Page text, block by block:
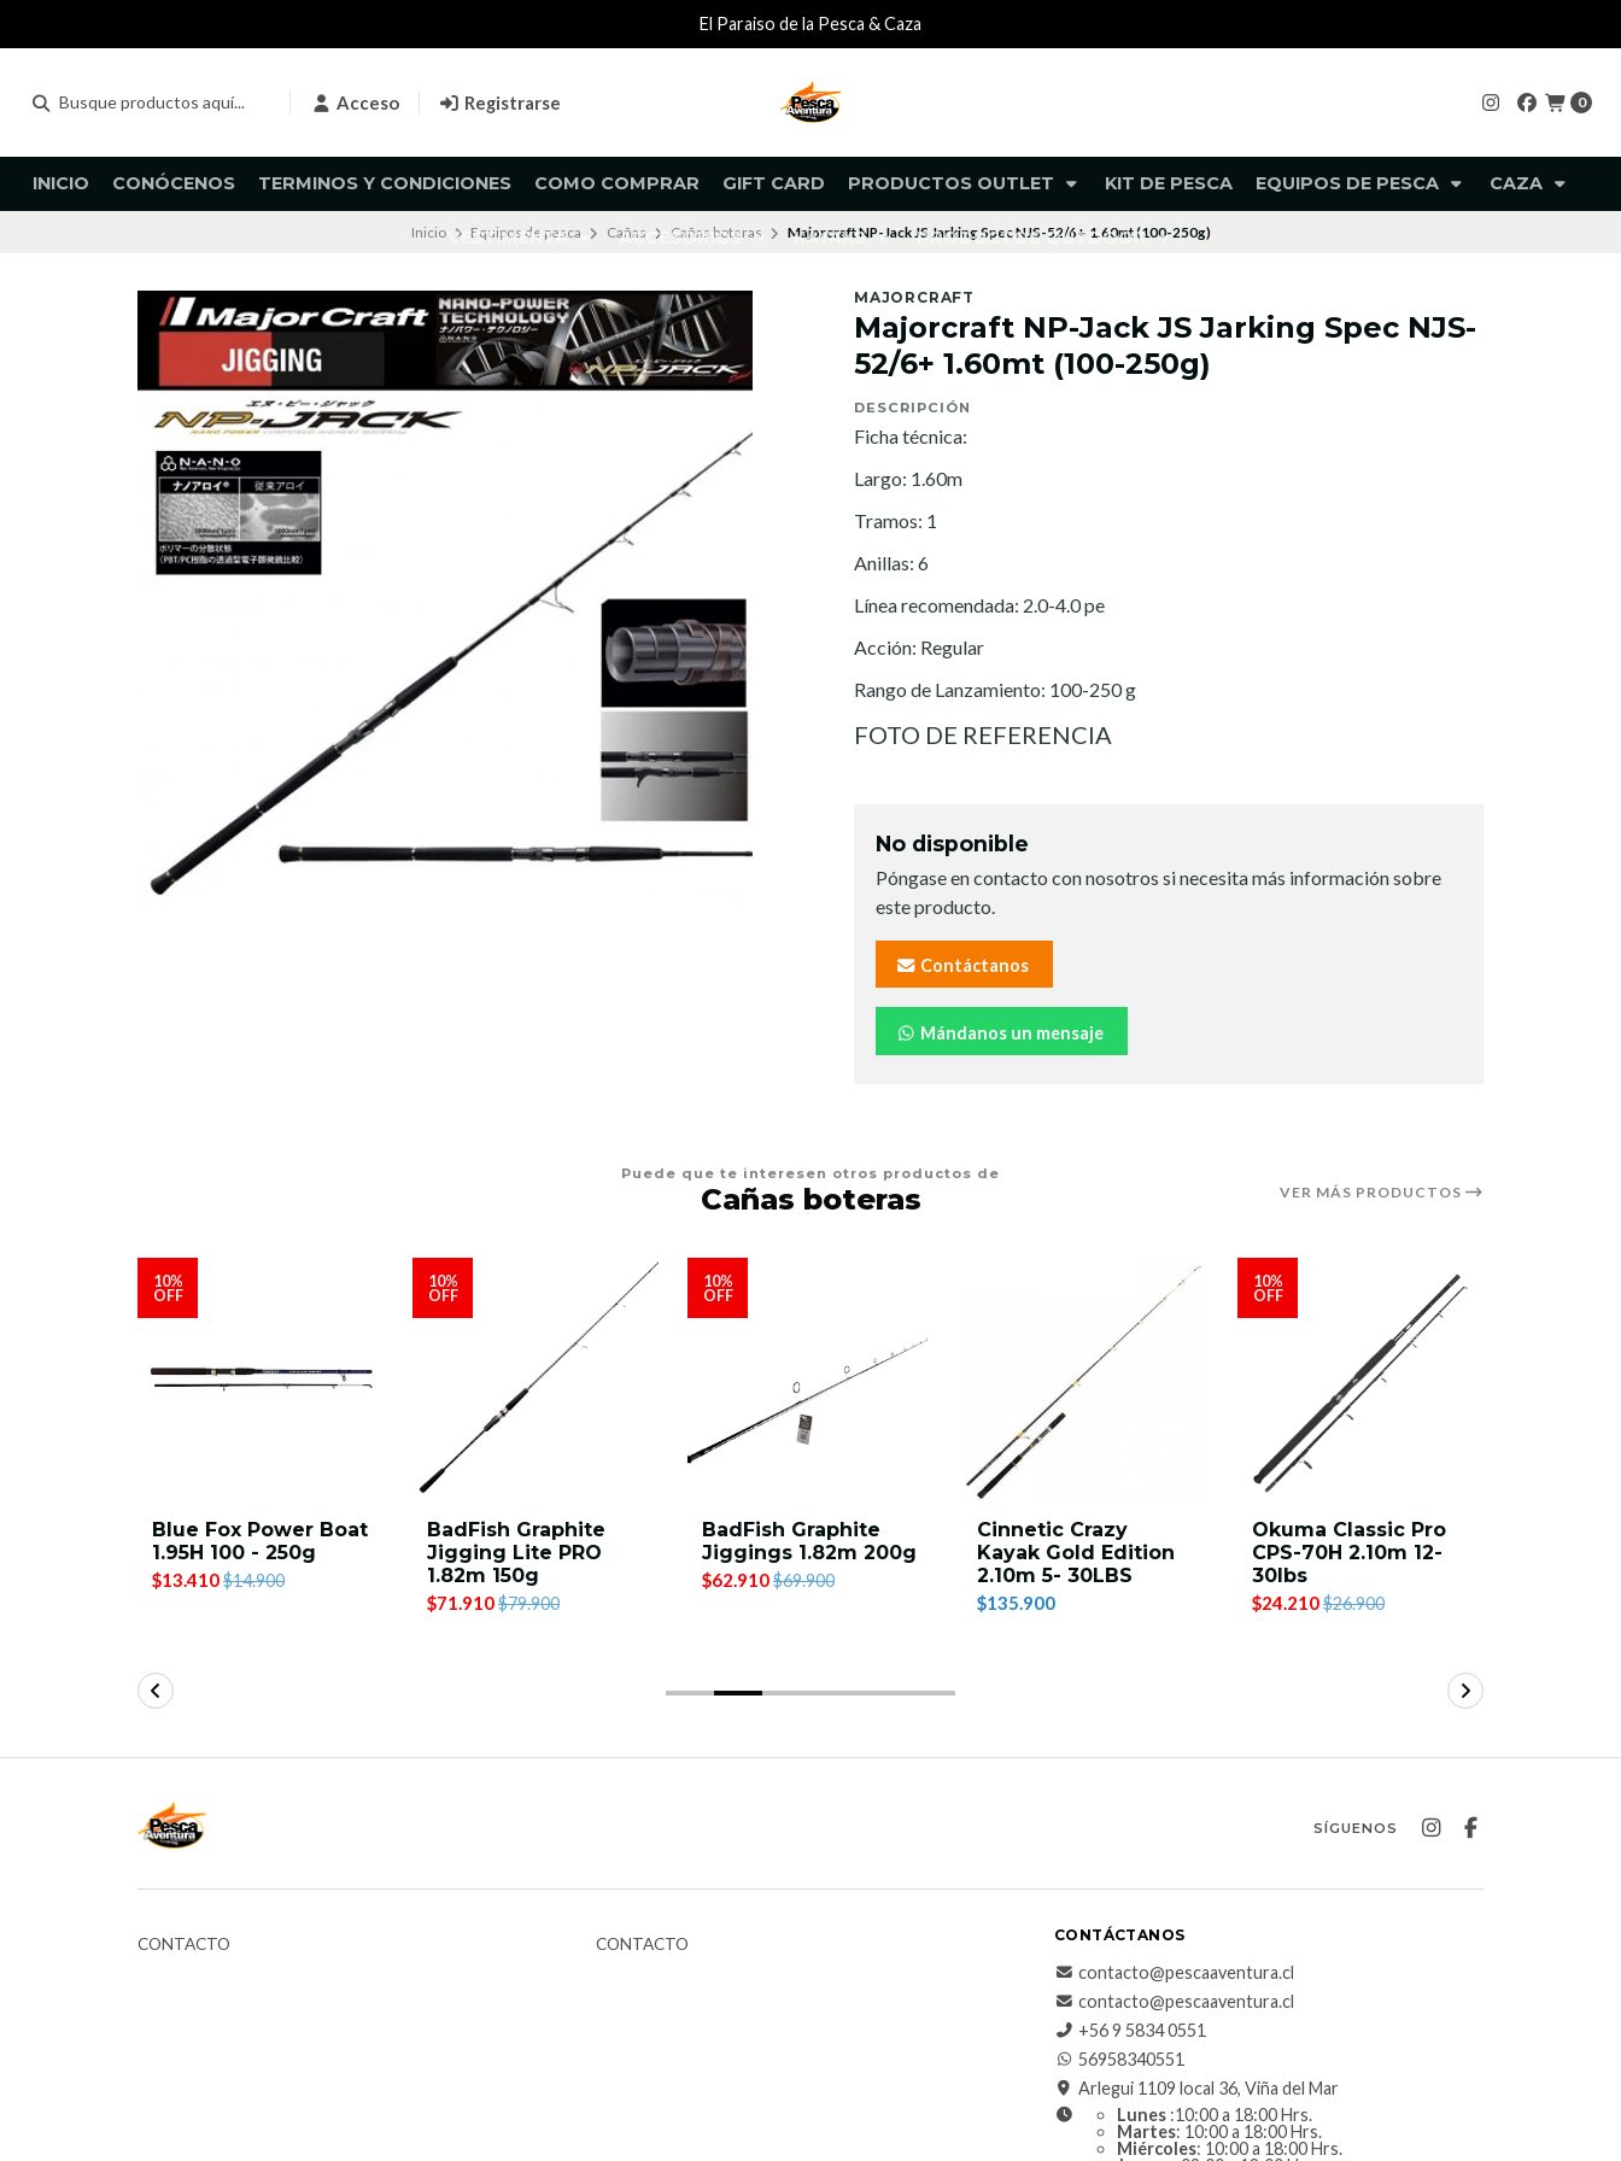
Acceso Registrarse 0
INICIO CONÓCENOS TERMINOS Y CONDICIONES COMO COMPRAR GIFT CARD PRODUCTOS OUTLET KIT DE PESCA EQUIPOS DE PESCA CAZA
VESTIMENTA ACCESORIOS KAYAKS PRODUCTOS OUTDOOR
El Paraiso de la Pesca & Caza
Inicio Equipos de pesca Cañas Cañas boteras Majorcraft NP-Jack JS Jarking Spec NJS-52/6+ 1.60mt (100-250g)
MAJORCRAFT
Majorcraft NP-Jack JS Jarking Spec NJS-
52/6+ 1.60mt (100-250g)
DESCRIPCIÓN
Ficha técnica:
Largo: 1.60m
Tramos: 1
Anillas: 6
Línea recomendada: 2.0-4.0 pe
Acción: Regular
Rango de Lanzamiento: 100-250 g
FOTO DE REFERENCIA
No disponible
Póngase en contacto con nosotros si necesita más información sobre
este producto.
Contáctanos
Mándanos un mensaje
Puede que te interesen otros productos de
Cañas boteras VER MÁS PRODUCTOS
10%
OFF
Blue Fox Power Boat
1.95H 100 - 250g
$13.410$14.900
10%
OFF
BadFish Graphite
Jigging Lite PRO
1.82m 150g
$71.910$79.900
10%
OFF
BadFish Graphite
Jiggings 1.82m 200g
$62.910$69.900
Cinnetic Crazy
Kayak Gold Edition
2.10m 5- 30LBS
$135.900
10%
OFF
Okuma Classic Pro
CPS-70H 2.10m 12-
30lbs
$24.210$26.900
SÍGUENOS
CONTACTO CONTACTO CONTÁCTANOS
contacto@pescaaventura.cl
contacto@pescaaventura.cl
+56 9 5834 0551
56958340551
Arlegui 1109 local 36, Viña del Mar
Lunes :10:00 a 18:00 Hrs.
Martes: 10:00 a 18:00 Hrs.
Miércoles: 10:00 a 18:00 Hrs.